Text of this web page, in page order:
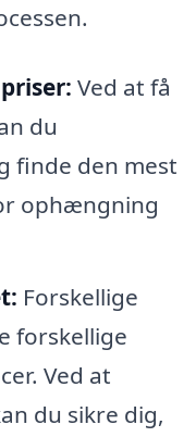
Ved at få
du
finde den mest
ophængning
Forskellige
forskellige
Ved at
du sikre dig,